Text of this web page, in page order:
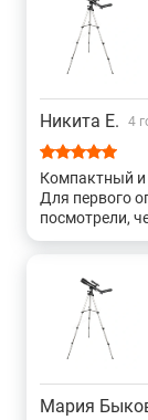
реализуют
каталогов.
Купить
специалистов
изделия вы
по телефону
формы
онлайн-
Никита Е. 4
Компактный
Для первого
посмотрели,
Мария